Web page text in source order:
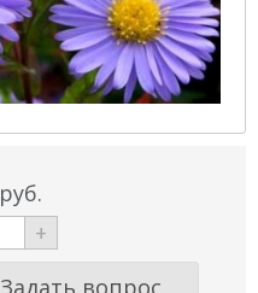
руб.
+
Задать вопрос